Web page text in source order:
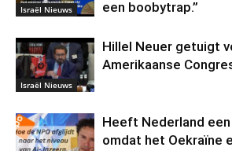
Israël Nieuws een boobytrap.”
Israël Nieuws
Hillel Neuer getuigt
Amerikaanse
Heeft Nederland
omdat het Oekraïne